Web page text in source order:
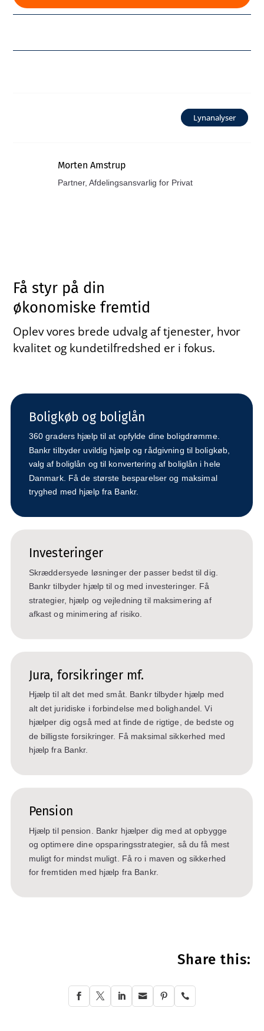
Lynanalyser
Morten Amstrup
Partner, Afdelingsansvarlig for Privat
Få styr på din
økonomiske fremtid
Oplev vores brede udvalg af tjenester, hvor
kvalitet og kundetilfredshed er i fokus.
Boligkøb og boliglån
360 graders hjælp til at opfylde dine boligdrømme.
Bankr tilbyder uvildig hjælp og rådgivning til boligkøb,
valg af boliglån og til konvertering af boliglån i hele
Danmark. Få de største besparelser og maksimal
tryghed med hjælp fra Bankr.
Investeringer
Skræddersyede løsninger der passer bedst til dig.
Bankr tilbyder hjælp til og med investeringer. Få
strategier, hjælp og vejledning til maksimering af
afkast og minimering af risiko.
Jura, forsikringer mf.
Hjælp til alt det med småt. Bankr tilbyder hjælp med
alt det juridiske i forbindelse med bolighandel. Vi
hjælper dig også med at finde de rigtige, de bedste og
de billigste forsikringer. Få maksimal sikkerhed med
hjælp fra Bankr.
Pension
Hjælp til pension. Bankr hjælper dig med at opbygge
og optimere dine opsparingsstrategier, så du få mest
muligt for mindst muligt. Få ro i maven og sikkerhed
for fremtiden med hjælp fra Bankr.
Share this:
     